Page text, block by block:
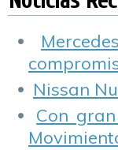
celebró el Día
Mundial del Medio
Nissan
Con